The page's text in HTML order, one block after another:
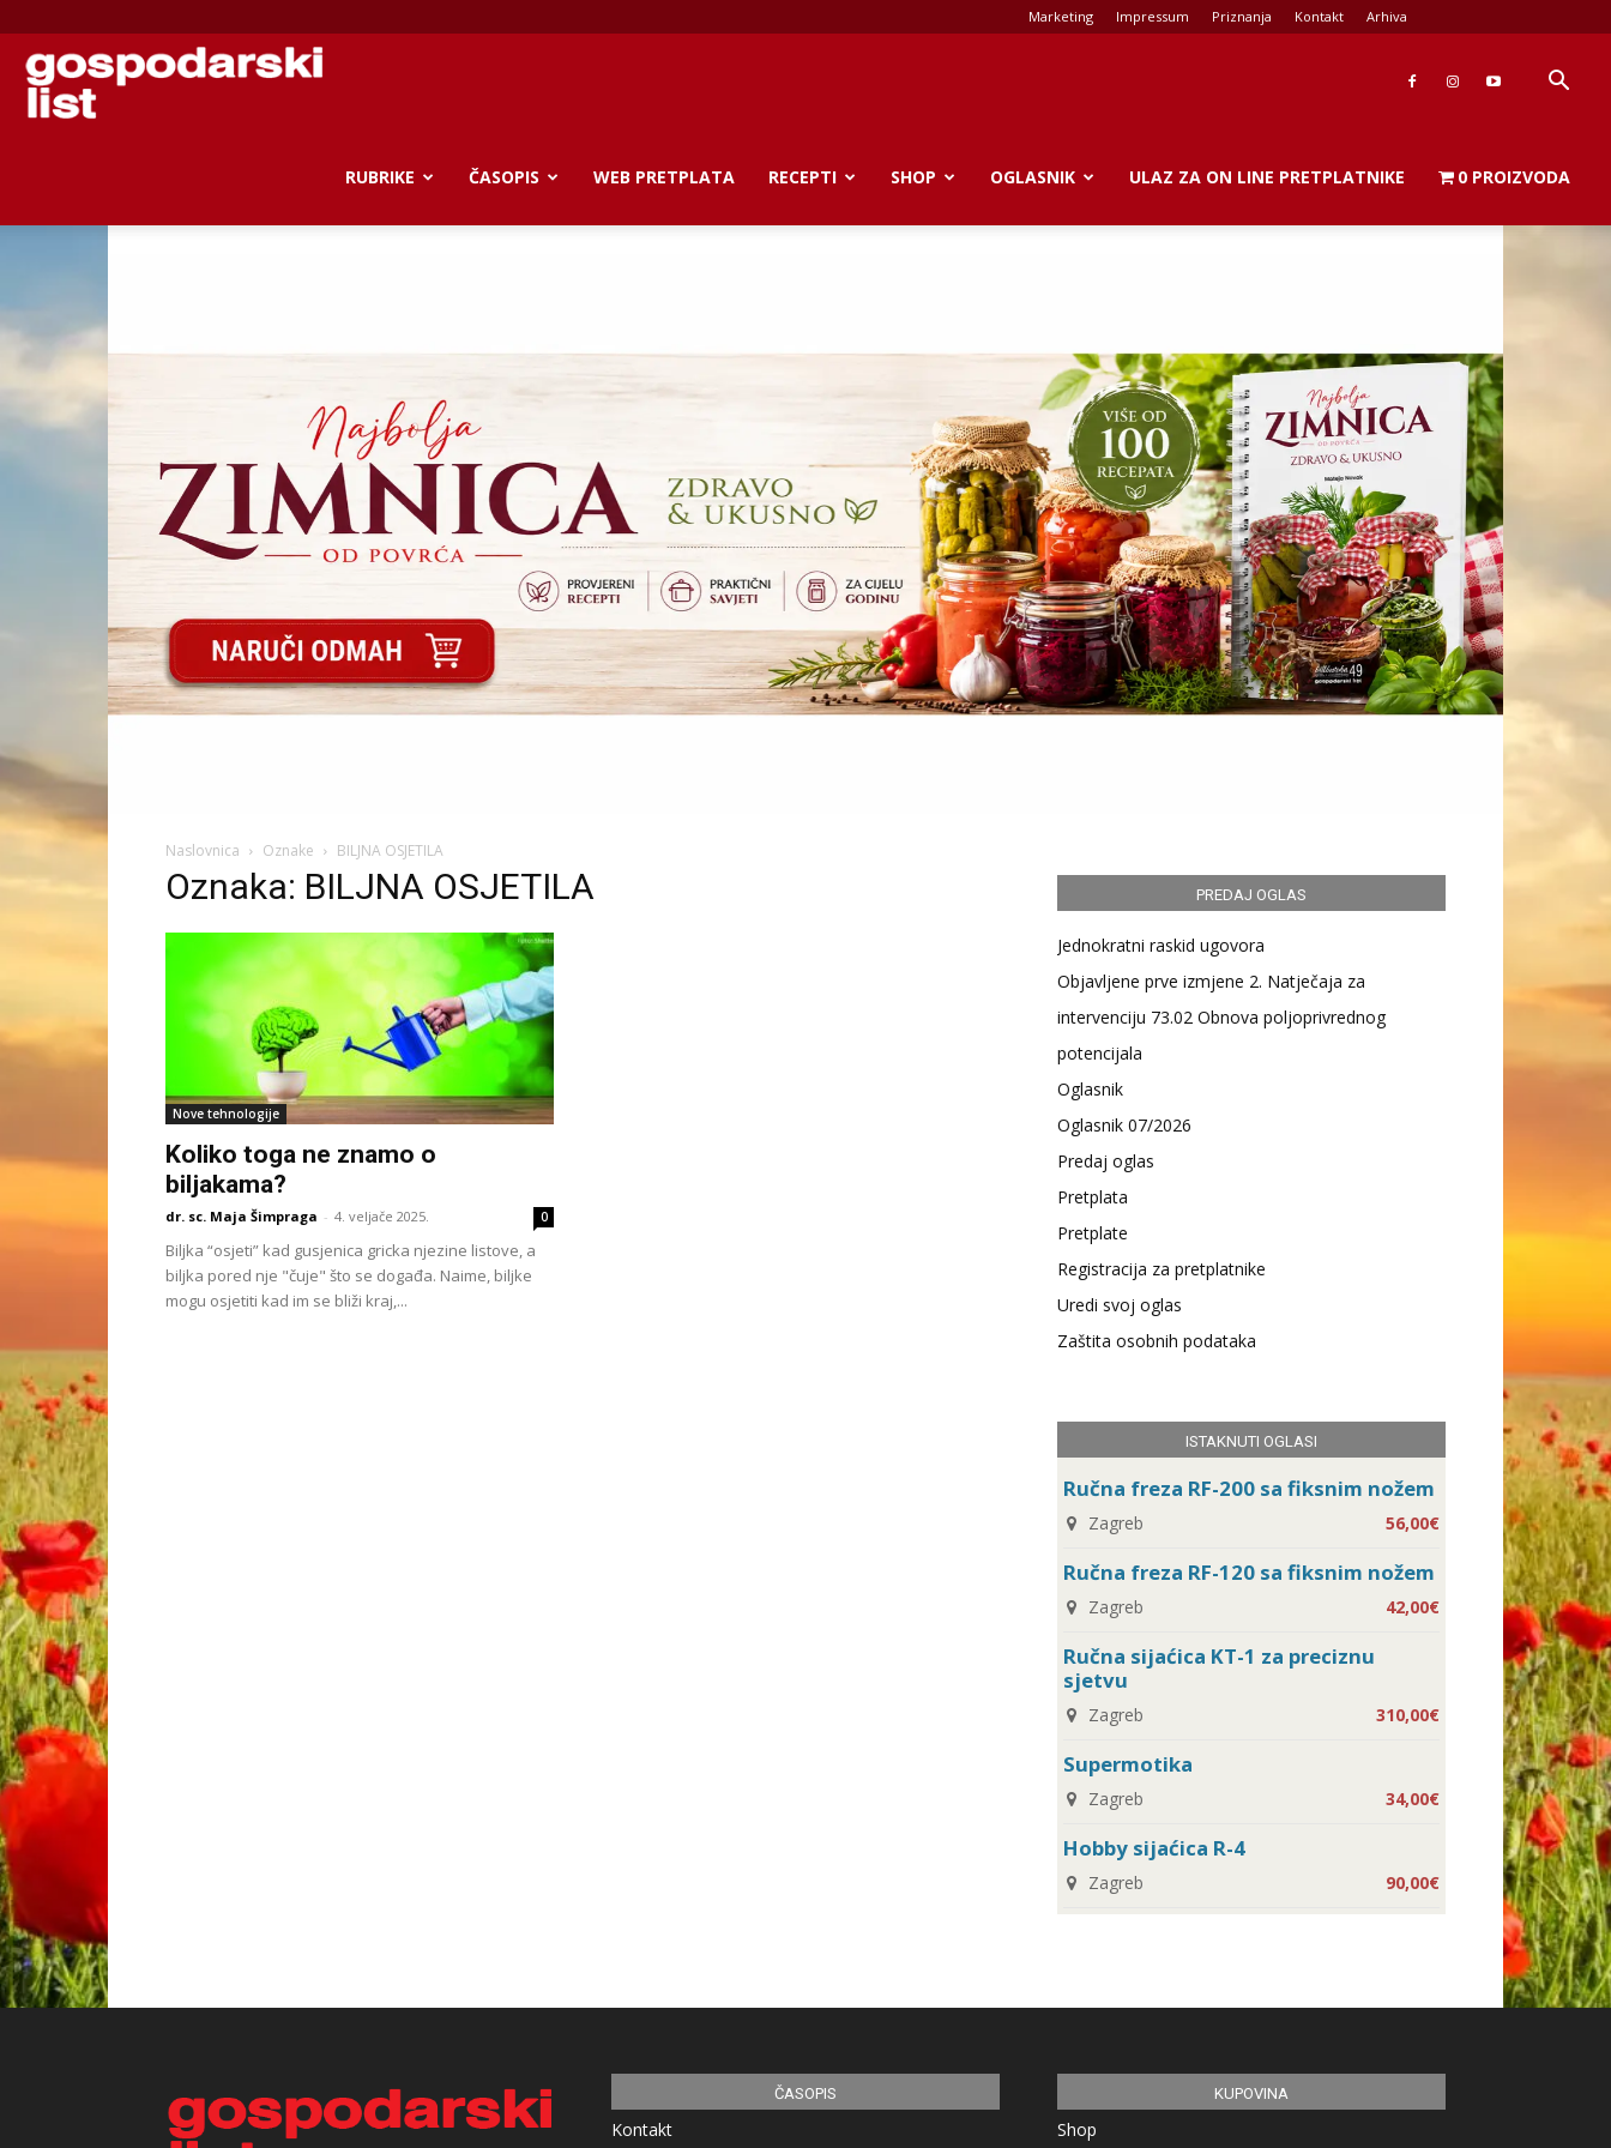
Marketing Impressum Priznanja Kontakt Arhiva
Gospodarski
RUBRIKE ČASOPIS WEB PRETPLATA RECEPTI SHOP OGLASNIK ULAZ ZA ON LINE PRETPLATNIKE 0 PROIZVODA
Naslovnica Oznake BILJNA OSJETILA
Oznaka: BILJNA OSJETILA
Nove tehnologije
Koliko toga ne znamo o
biljakama?
dr. sc. Maja Šimpraga - 4. veljače 2025. 0
Biljka “osjeti” kad gusjenica gricka njezine listove, a
biljka pored nje "čuje" što se događa. Naime, biljke
mogu osjetiti kad im se bliži kraj,...
PREDAJ OGLAS
Jednokratni raskid ugovora
Objavljene prve izmjene 2. Natječaja za
intervenciju 73.02 Obnova poljoprivrednog
potencijala
Oglasnik
Oglasnik 07/2026
Predaj oglas
Pretplata
Pretplate
Registracija za pretplatnike
Uredi svoj oglas
Zaštita osobnih podataka
ISTAKNUTI OGLASI
Ručna freza RF-200 sa fiksnim nožem
Zagreb 56,00€
Ručna freza RF-120 sa fiksnim nožem
Zagreb 42,00€
Ručna sijaćica KT-1 za preciznu
sjetvu
Zagreb 310,00€
Supermotika
Zagreb 34,00€
Hobby sijaćica R-4
Zagreb 90,00€
ČASOPIS
Kontakt
KUPOVINA
Shop